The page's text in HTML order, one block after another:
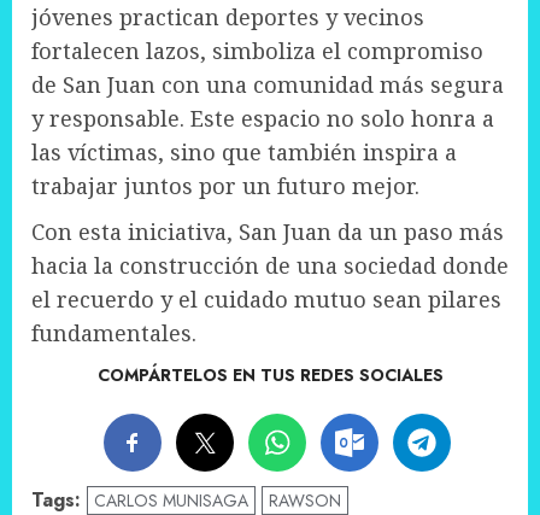
jóvenes practican deportes y vecinos
fortalecen lazos, simboliza el compromiso
de San Juan con una comunidad más segura
y responsable. Este espacio no solo honra a
las víctimas, sino que también inspira a
trabajar juntos por un futuro mejor.
Con esta iniciativa, San Juan da un paso más
hacia la construcción de una sociedad donde
el recuerdo y el cuidado mutuo sean pilares
fundamentales.
COMPÁRTELOS EN TUS REDES SOCIALES
Tags: CARLOS MUNISAGA RAWSON